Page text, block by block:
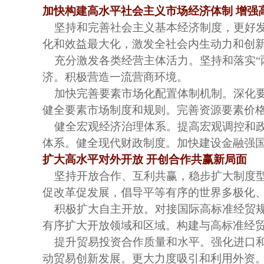
加快构建高水平社会主义市场经济体制 增强
坚持和完善社会主义基本经济制度，更好
化和效益最大化，激发全社会内生动力和创
充分激发各类经营主体活力。坚持和落实
济。积极营造一流营商环境。
加快完善要素市场化配置体制机制。深化
健全要素市场制度和规则。完善资源要素价
健全宏观经济治理体系。提高宏观调控和
体系。健全现代财政制度。加快建设金融强
扩大高水平对外开放 开创合作共赢新局面
坚持开放合作、互利共赢，稳步扩大制度
促改革促发展，倡导平等有序的世界多极化
积极扩大自主开放。对接国际高标准经贸
有序扩大开放领域和区域。构建与高标准经
提升贸易投资合作质量和水平。强化进口
动贸易创新发展。更大力度吸引和利用外资